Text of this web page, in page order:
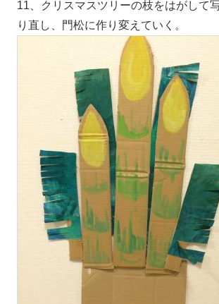
11、クリスマスツリーの枝をはがして
り直し、門松に作り変えていく。